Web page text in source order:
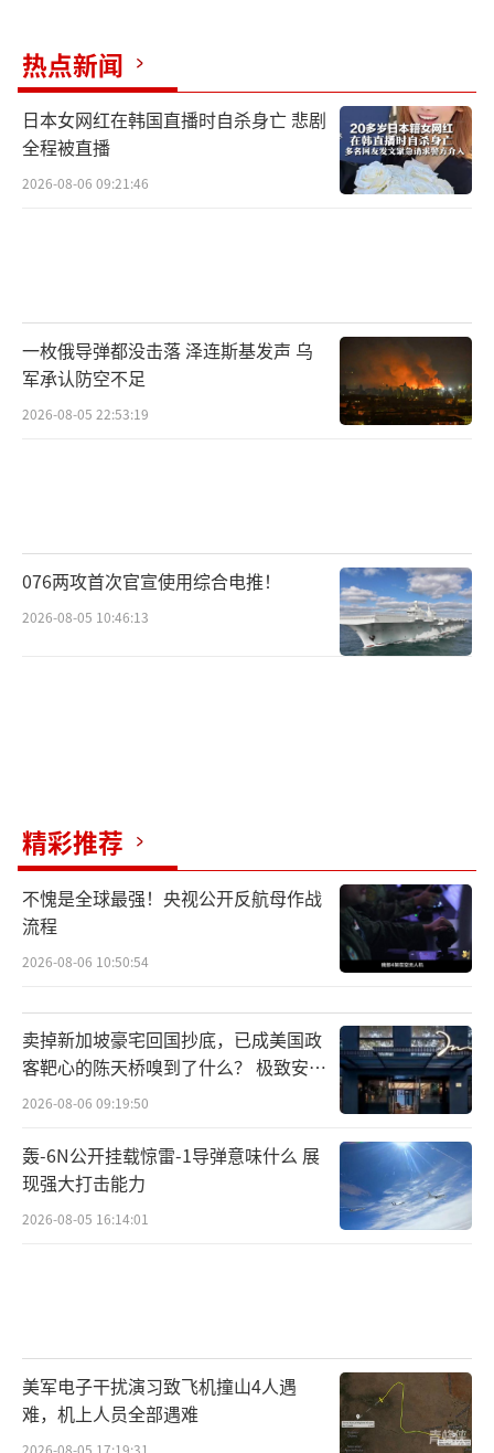
热点新闻
日本女网红在韩国直播时自杀身亡 悲剧
全程被直播
2026-08-06 09:21:46
一枚俄导弹都没击落 泽连斯基发声 乌
军承认防空不足
2026-08-05 22:53:19
076两攻首次官宣使用综合电推！
2026-08-05 10:46:13
精彩推荐
不愧是全球最强！央视公开反航母作战
流程
2026-08-06 10:50:54
卖掉新加坡豪宅回国抄底，已成美国政
客靶心的陈天桥嗅到了什么？ 极致安全
的追寻
2026-08-06 09:19:50
轰-6N公开挂载惊雷-1导弹意味什么 展
现强大打击能力
2026-08-05 16:14:01
美军电子干扰演习致飞机撞山4人遇
难，机上人员全部遇难
2026-08-05 17:19:31